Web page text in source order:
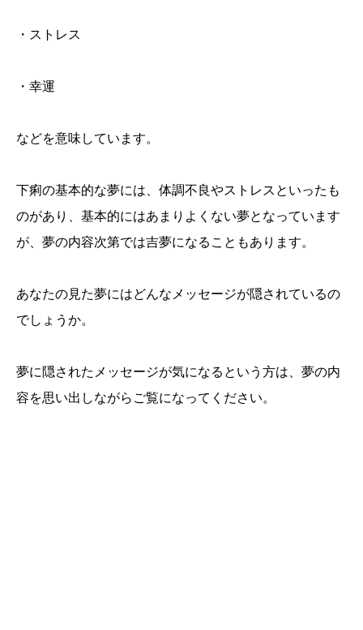
・ストレス
・幸運
などを意味しています。
下痢の基本的な夢には、体調不良やストレスといったも
のがあり、基本的にはあまりよくない夢となっています
が、夢の内容次第では吉夢になることもあります。
あなたの見た夢にはどんなメッセージが隠されているの
でしょうか。
夢に隠されたメッセージが気になるという方は、夢の内
容を思い出しながらご覧になってください。